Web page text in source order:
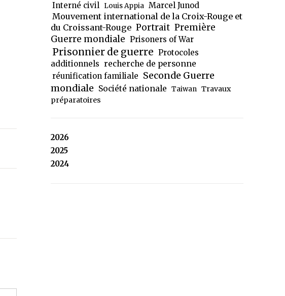
Interné civil Louis Appia Marcel Junod
Mouvement international de la Croix-Rouge et
du Croissant-Rouge Portrait Première
Guerre mondiale Prisoners of War
Prisonnier de guerre Protocoles
additionnels recherche de personne
réunification familiale Seconde Guerre
mondiale Société nationale Taiwan Travaux
préparatoires
2026
2025
2024